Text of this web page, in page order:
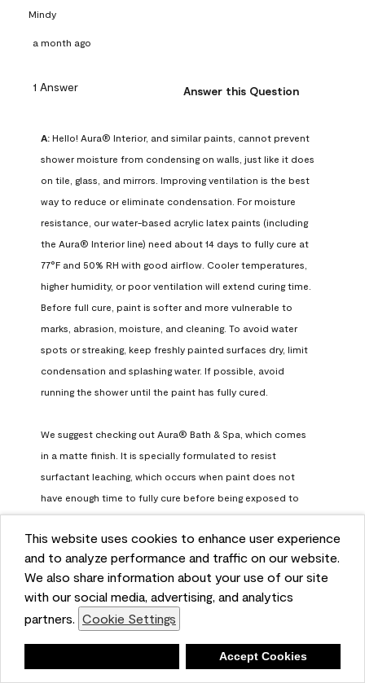
This website uses cookies to enhance user experience
and to analyze performance and traffic on our website.
We also share information about your use of our site
with our social media, advertising, and analytics
partners. Cookie Settings
Accept Cookies
Mindy
a month ago
1 Answer Answer this Question
A: Hello! Aura® Interior, and similar paints, cannot prevent
shower moisture from condensing on walls, just like it does
on tile, glass, and mirrors. Improving ventilation is the best
way to reduce or eliminate condensation. For moisture
resistance, our water-based acrylic latex paints (including
the Aura® Interior line) need about 14 days to fully cure at
77°F and 50% RH with good airflow. Cooler temperatures,
higher humidity, or poor ventilation will extend curing time.
Before full cure, paint is softer and more vulnerable to
marks, abrasion, moisture, and cleaning. To avoid water
spots or streaking, keep freshly painted surfaces dry, limit
condensation and splashing water. If possible, avoid
running the shower until the paint has fully cured.
We suggest checking out Aura® Bath & Spa, which comes
in a matte finish. It is specially formulated to resist
surfactant leaching, which occurs when paint does not
have enough time to fully cure before being exposed to
high humidity. To learn more, feel free to check it out here:
https://www.benjaminmoore.com/en-us/interior-exterior-
paints-stains/product-catalog/abs/aura-bath-and-spa-
paint
Benjamin Moore Support
a month ago